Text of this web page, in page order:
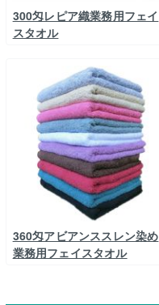
300匁レピア織業務用フェイ
スタオル
360匁アビアンススレン染め
業務用フェイスタオル